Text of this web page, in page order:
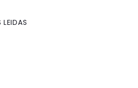
LEIDAS